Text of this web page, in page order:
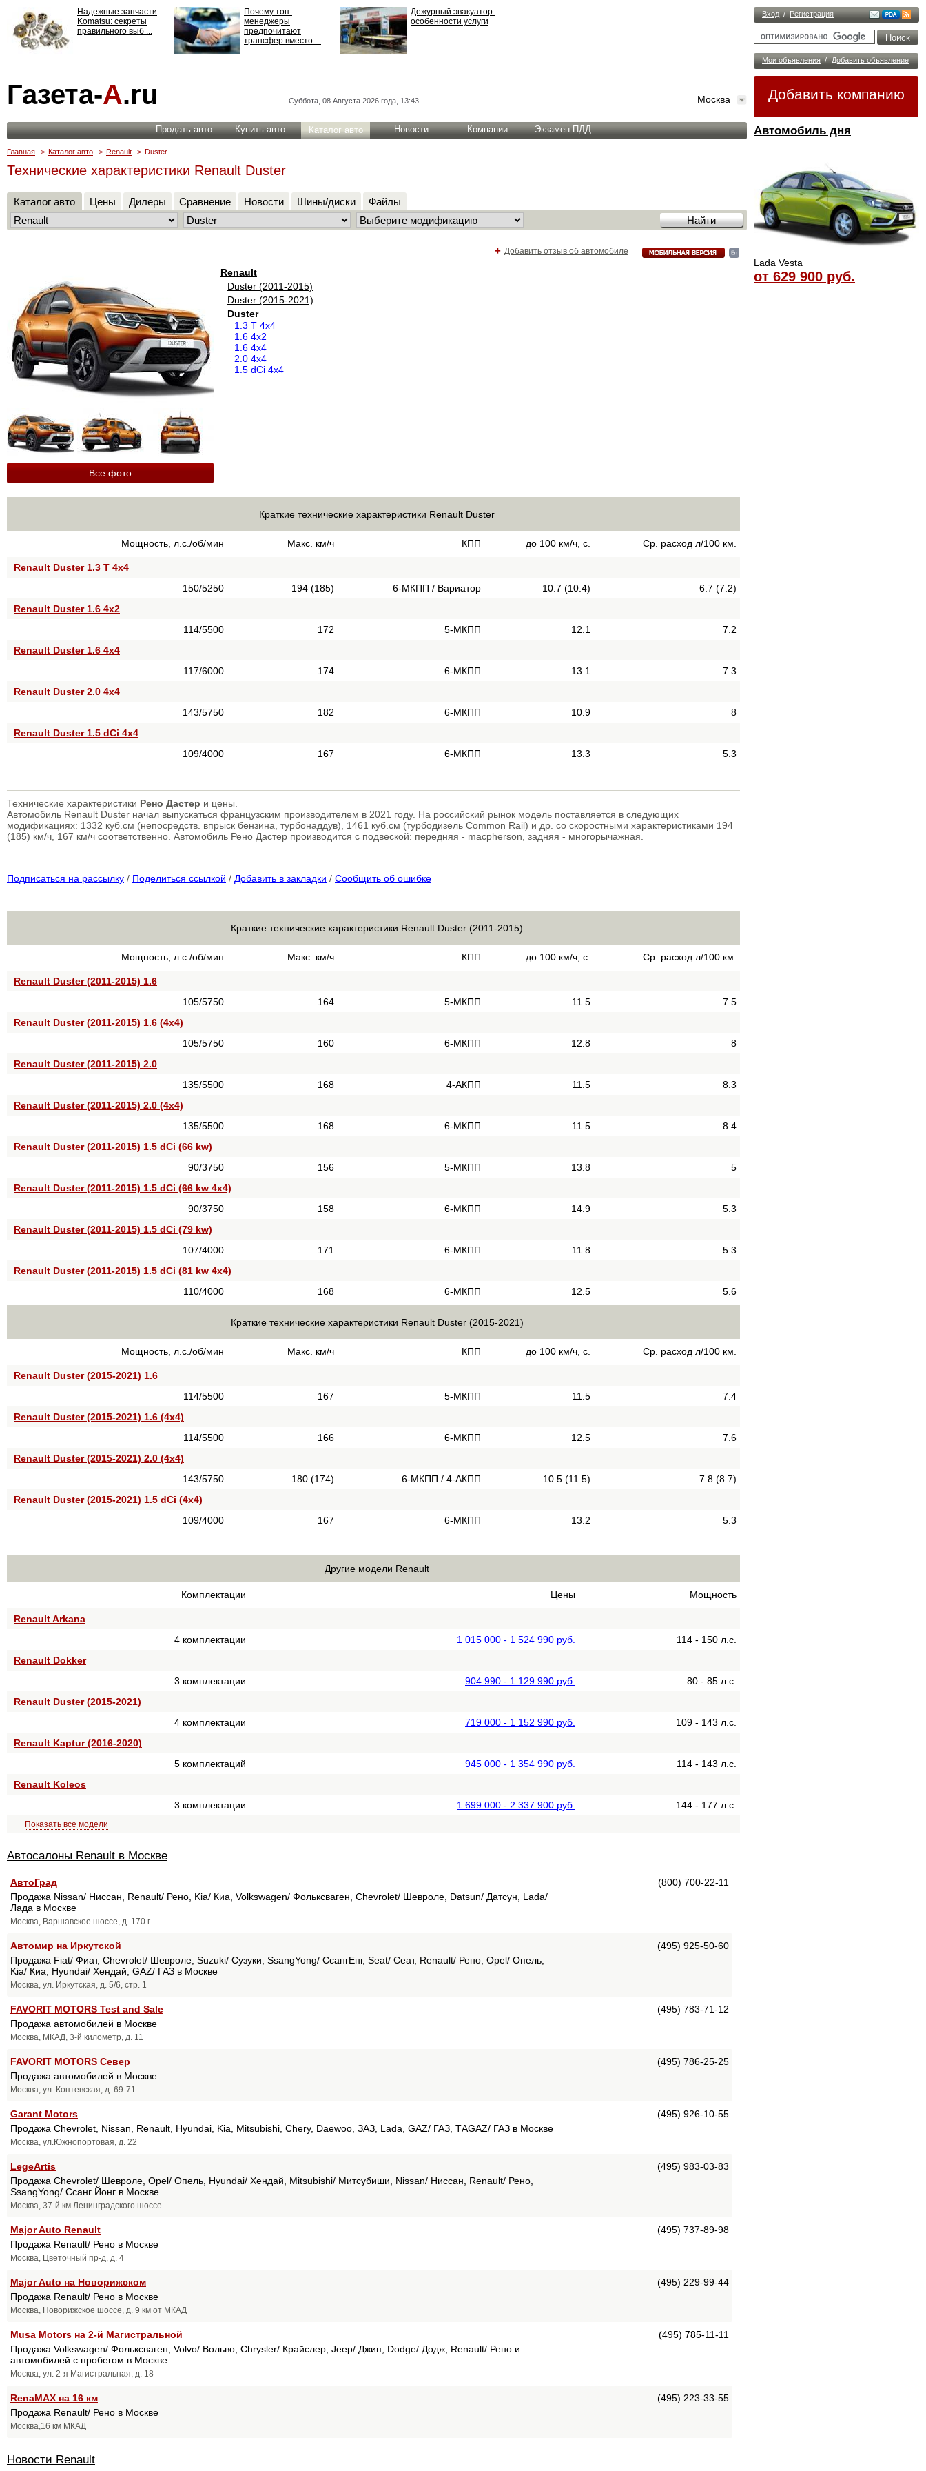
Вход / Регистрация
Мои объявления / Добавить объявление
Добавить компанию
Автомобиль дня
Lada Vesta
от 629 900 руб.
Надежные запчасти
Komatsu: секреты
правильного выб ...
Почему топ-
менеджеры
предпочитают
трансфер вместо ...
Дежурный эвакуатор:
особенности услуги
ответственности: все,
что нужно знать ...
Газета-А.ru Суббота, 08 Августа 2026 года, 13:43 Москва
Продать авто Купить авто Каталог авто Новости Компании Экзамен ПДД
Главная > Каталог авто > Renault > Duster
Технические характеристики Renault Duster
Каталог авто Цены Дилеры Сравнение Новости Шины/диски Файлы
+ Добавить отзыв об автомобиле
Все фото
Renault
Duster (2011-2015)
Duster (2015-2021)
Duster
1.3 T 4x4
1.6 4x2
1.6 4x4
2.0 4x4
1.5 dCi 4x4
Краткие технические характеристики Renault Duster
Мощность, л.с./об/мин Макс. км/ч КПП до 100 км/ч, с. Ср. расход л/100 км.
Renault Duster 1.3 T 4x4
150/5250
194 (185) 6-МКПП / Вариатор 10.7 (10.4)
6.7 (7.2)
Renault Duster 1.6 4x2
114/5500
172 5-МКПП 12.1
7.2
Renault Duster 1.6 4x4
117/6000
174 6-МКПП 13.1
7.3
Renault Duster 2.0 4x4
143/5750
182 6-МКПП 10.9
8
Renault Duster 1.5 dCi 4x4
109/4000
167 6-МКПП 13.3 5.3
Технические характеристики Рено Дастер и цены.
Автомобиль Renault Duster начал выпускаться французским производителем в 2021 году. На российский рынок модель поставляется в следующих
модификациях: 1332 куб.см (непосредств. впрыск бензина, турбонаддув), 1461 куб.см (турбодизель Common Rail) и др. со скоростными характеристиками 194
(185) км/ч, 167 км/ч соответственно. Автомобиль Рено Дастер производится с подвеской: передняя - macpherson, задняя - многорычажная.
Подписаться на рассылку / Поделиться ссылкой / Добавить в закладки / Сообщить об ошибке
Краткие технические характеристики Renault Duster (2011-2015)
Мощность, л.с./об/мин Макс. км/ч КПП до 100 км/ч, с. Ср. расход л/100 км.
Renault Duster (2011-2015) 1.6
105/5750
164 5-МКПП 11.5
7.5
Renault Duster (2011-2015) 1.6 (4х4)
105/5750
160 6-МКПП 12.8
8
Renault Duster (2011-2015) 2.0
135/5500
168 4-АКПП 11.5
8.3
Renault Duster (2011-2015) 2.0 (4х4)
135/5500
168 6-МКПП 11.5
8.4
Renault Duster (2011-2015) 1.5 dCi (66 kw)
90/3750
156 5-МКПП 13.8
5
Renault Duster (2011-2015) 1.5 dCi (66 kw 4x4)
90/3750
158 6-МКПП 14.9
5.3
Renault Duster (2011-2015) 1.5 dCi (79 kw)
107/4000
171 6-МКПП 11.8
5.3
Renault Duster (2011-2015) 1.5 dCi (81 kw 4x4)
110/4000
168 6-МКПП 12.5 5.6
Краткие технические характеристики Renault Duster (2015-2021)
Мощность, л.с./об/мин Макс. км/ч КПП до 100 км/ч, с. Ср. расход л/100 км.
Renault Duster (2015-2021) 1.6
114/5500
167 5-МКПП 11.5
7.4
Renault Duster (2015-2021) 1.6 (4x4)
114/5500
166 6-МКПП 12.5
7.6
Renault Duster (2015-2021) 2.0 (4x4)
143/5750
180 (174) 6-МКПП / 4-АКПП 10.5 (11.5)
7.8 (8.7)
Renault Duster (2015-2021) 1.5 dCi (4x4)
109/4000
167 6-МКПП 13.2 5.3
Другие модели Renault
Комплектации Цены Мощность
Renault Arkana
4 комплектации
1 015 000 - 1 524 990 руб.
114 - 150 л.с.
Renault Dokker
3 комплектации
904 990 - 1 129 990 руб.
80 - 85 л.с.
Renault Duster (2015-2021)
4 комплектации
719 000 - 1 152 990 руб.
109 - 143 л.с.
Renault Kaptur (2016-2020)
5 комплектаций
945 000 - 1 354 990 руб.
114 - 143 л.с.
Renault Koleos
3 комплектации
1 699 000 - 2 337 900 руб. 144 - 177 л.с.
Показать все модели
Автосалоны Renault в Москве
АвтоГрад
(800) 700-22-11
Продажа Nissan/ Ниссан, Renault/ Рено, Kia/ Киа, Volkswagen/ Фольксваген, Chevrolet/ Шевроле, Datsun/ Датсун, Lada/
Лада в Москве
Москва, Варшавское шоссе, д. 170 г
Автомир на Иркутской
(495) 925-50-60
Продажа Fiat/ Фиат, Chevrolet/ Шевроле, Suzuki/ Сузуки, SsangYong/ СсангЕнг, Seat/ Сеат, Renault/ Рено, Opel/ Опель,
Kia/ Киа, Hyundai/ Хендай, GAZ/ ГАЗ в Москве
Москва, ул. Иркутская, д. 5/6, стр. 1
FAVORIT MOTORS Test and Sale
(495) 783-71-12
Продажа автомобилей в Москве
Москва, МКАД, 3-й километр, д. 11
FAVORIT MOTORS Север
(495) 786-25-25
Продажа автомобилей в Москве
Москва, ул. Коптевская, д. 69-71
Garant Motors
(495) 926-10-55
Продажа Chevrolet, Nissan, Renault, Hyundai, Kia, Mitsubishi, Chery, Daewoo, ЗАЗ, Lada, GAZ/ ГАЗ, ТАGAZ/ ГАЗ в Москве
Москва, ул.Южнопортовая, д. 22
LegeArtis
(495) 983-03-83
Продажа Chevrolet/ Шевроле, Opel/ Опель, Hyundai/ Хендай, Mitsubishi/ Митсубиши, Nissan/ Ниссан, Renault/ Рено,
SsangYong/ Ссанг Йонг в Москве
Москва, 37-й км Ленинградского шоссе
Major Auto Renault
(495) 737-89-98
Продажа Renault/ Рено в Москве
Москва, Цветочный пр-д, д. 4
Major Auto на Новорижском
(495) 229-99-44
Продажа Renault/ Рено в Москве
Москва, Новорижское шоссе, д. 9 км от МКАД
Musa Motors на 2-й Магистральной
(495) 785-11-11
Продажа Volkswagen/ Фольксваген, Volvo/ Вольво, Chrysler/ Крайслер, Jeep/ Джип, Dodge/ Додж, Renault/ Рено и
автомобилей с пробегом в Москве
Москва, ул. 2-я Магистральная, д. 18
RenaMAX на 16 км
(495) 223-33-55
Продажа Renault/ Рено в Москве
Москва,16 км МКАД
Новости Renault